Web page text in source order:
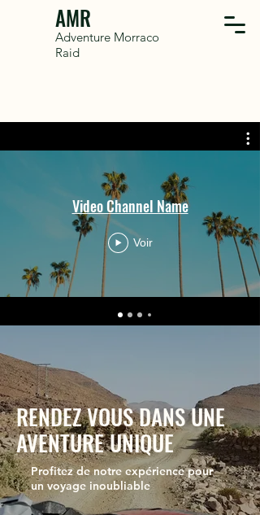
AMR
Adventure Morraco
Raid
Video Channel Name
Voir
RENDEZ VOUS DANS UNE
AVENTURE UNIQUE
Profitez de notre expérience pour
un voyage inoubliable